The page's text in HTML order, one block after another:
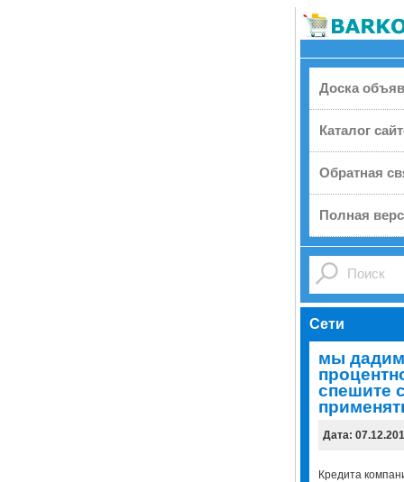
Доска
Каталог
Обратная
Полная
Сети
мы дадим
спешите
Дата:
Кредита